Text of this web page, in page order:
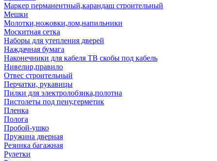
Маркер перманентный,карандаш строительный
Мешки
Молотки,ножовки,лом,напильники
Москитная сетка
Наборы для утепления дверей
Наждачная бумага
Наконечники для кабеля ТВ скобы под кабель
Нивелир,правило
Отвес строительный
Перчатки, рукавицы
Пилки для электролобзика,полотна
Пистолеты под пену,герметик
Пленка
Полога
Пробой-ушко
Пружина дверная
Резинка багажная
Рулетки